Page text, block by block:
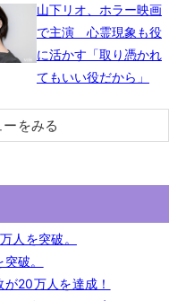
山下リオ、ホラー映画
で主演 心霊現象も役
に活かす「取り憑かれ
てもいい役だから」
をみる
を突破。
破。
20万人を達成！